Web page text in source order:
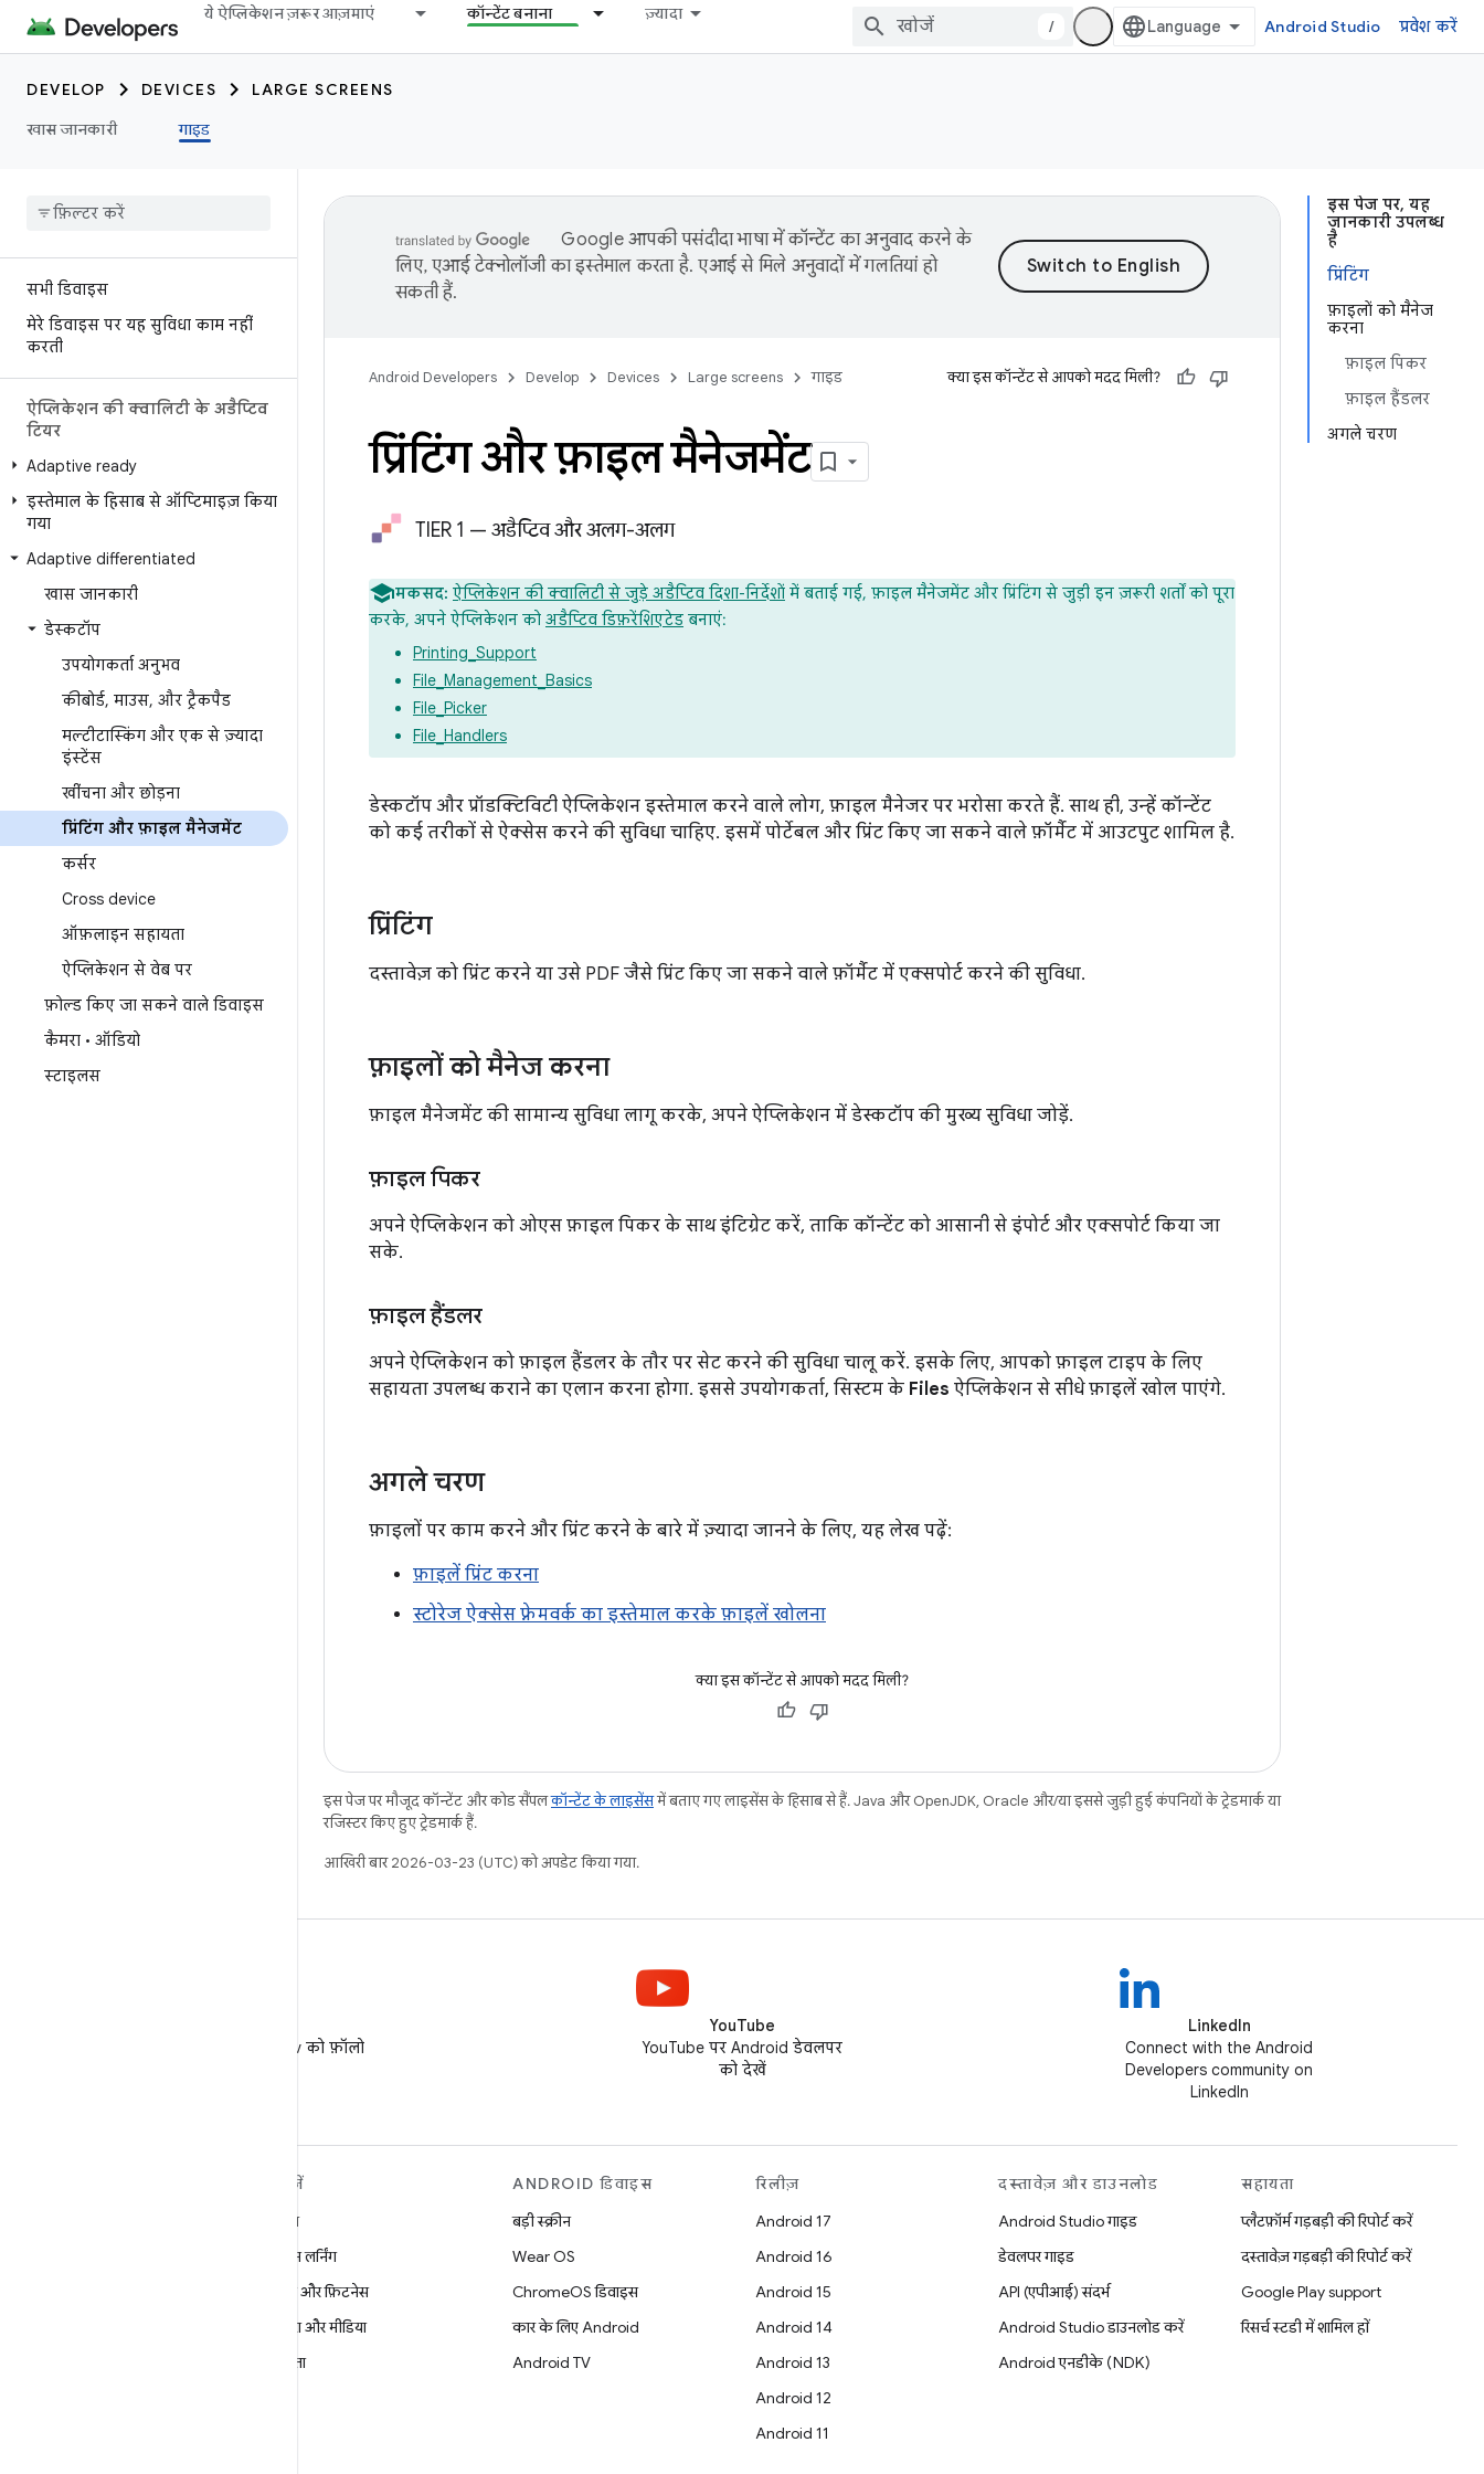
ये ऐप्लिकेशन ज़रूर आज़माएं कॉन्टेंट बनाना ज़्यादा
/ Android Studio प्रवेश करें
DEVELOP DEVICES
LARGE SCREENS
खास जानकारी
गाइड
सभी डिवाइस
मेरे डिवाइस पर यह सुविधा काम नहीं
करती
ऐप्लिकेशन की क्वालिटी के अडैप्टिव
टियर
Adaptive ready
इस्तेमाल के हिसाब से ऑप्टिमाइज़ किया
गया
Adaptive differentiated
खास जानकारी
डेस्कटॉप
उपयोगकर्ता अनुभव
कीबोर्ड, माउस, और ट्रैकपैड
मल्टीटास्किंग और एक से ज़्यादा
इंस्टेंस
खींचना और छोड़ना
प्रिंटिंग और फ़ाइल मैनेजमेंट
कर्सर
Cross device
ऑफ़लाइन सहायता
ऐप्लिकेशन से वेब पर
फ़ोल्ड किए जा सकने वाले डिवाइस
कैमरा • ऑडियो
स्टाइलस
इस पेज पर, यह
जानकारी उपलब्ध
है
प्रिंटिंग
फ़ाइलों को मैनेज
करना
फ़ाइल पिकर
फ़ाइल हैंडलर
अगले चरण
Google आपकी पसंदीदा भाषा में कॉन्टेंट का अनुवाद करने के
लिए, एआई टेक्नोलॉजी का इस्तेमाल करता है. एआई से मिले अनुवादों में गलतियां हो
सकती हैं.
Android Developers Develop Devices Large screens गाइड क्या इस कॉन्टेंट से आपको मदद मिली?
प्रिंटिंग और फ़ाइल मैनेजमेंट
TIER 1 — अडैप्टिव और अलग-अलग
मकसद: ऐप्लिकेशन की क्वालिटी से जुड़े अडैप्टिव दिशा-निर्देशों में बताई गई, फ़ाइल मैनेजमेंट और प्रिंटिंग से जुड़ी इन ज़रूरी शर्तों को पूरा
करके, अपने ऐप्लिकेशन को अडैप्टिव डिफ़रेंशिएटेड बनाएं:
Printing_Support
File_Management_Basics
File_Picker
File_Handlers
डेस्कटॉप और प्रॉडक्टिविटी ऐप्लिकेशन इस्तेमाल करने वाले लोग, फ़ाइल मैनेजर पर भरोसा करते हैं. साथ ही, उन्हें कॉन्टेंट
को कई तरीकों से ऐक्सेस करने की सुविधा चाहिए. इसमें पोर्टेबल और प्रिंट किए जा सकने वाले फ़ॉर्मैट में आउटपुट शामिल है.
प्रिंटिंग
दस्तावेज़ को प्रिंट करने या उसे PDF जैसे प्रिंट किए जा सकने वाले फ़ॉर्मैट में एक्सपोर्ट करने की सुविधा.
फ़ाइलों को मैनेज करना
फ़ाइल मैनेजमेंट की सामान्य सुविधा लागू करके, अपने ऐप्लिकेशन में डेस्कटॉप की मुख्य सुविधा जोड़ें.
फ़ाइल पिकर
अपने ऐप्लिकेशन को ओएस फ़ाइल पिकर के साथ इंटिग्रेट करें, ताकि कॉन्टेंट को आसानी से इंपोर्ट और एक्सपोर्ट किया जा
सके.
फ़ाइल हैंडलर
अपने ऐप्लिकेशन को फ़ाइल हैंडलर के तौर पर सेट करने की सुविधा चालू करें. इसके लिए, आपको फ़ाइल टाइप के लिए
सहायता उपलब्ध कराने का एलान करना होगा. इससे उपयोगकर्ता, सिस्टम के Files ऐप्लिकेशन से सीधे फ़ाइलें खोल पाएंगे.
अगले चरण
फ़ाइलों पर काम करने और प्रिंट करने के बारे में ज़्यादा जानने के लिए, यह लेख पढ़ें:
फ़ाइलें प्रिंट करना
स्टोरेज ऐक्सेस फ़्रेमवर्क का इस्तेमाल करके फ़ाइलें खोलना
क्या इस कॉन्टेंट से आपको मदद मिली?
इस पेज पर मौजूद कॉन्टेंट और कोड सैंपलकॉन्टेंट के लाइसेंसमें बताए गए लाइसेंस के हिसाब से हैं. Java और OpenJDK, Oracle और/या इससे जुड़ी हुई कंपनियों के ट्रेडमार्क या
रजिस्टर किए हुए ट्रेडमार्क हैं.
आखिरी बार 2026-03-23 (UTC) को अपडेट किया गया.
X पर @AndroidDev को फ़ॉलो
YouTube
YouTube पर Android डेवलपर
को देखें
LinkedIn
Connect with the Android
Developers community on
LinkedIn
खोजें
गेमिंग
मशीन लर्निंग
सेहत और फ़िटनेस
कैमरा और मीडिया
निजता
ANDROID डिवाइस
बड़ी स्क्रीन
Wear OS
ChromeOS डिवाइस
कार के लिए Android
Android TV
रिलीज़
Android 17
Android 16
Android 15
Android 14
Android 13
Android 12
Android 11
दस्तावेज़ और डाउनलोड
Android Studio गाइड
डेवलपर गाइड
API (एपीआई) संदर्भ
Android Studio डाउनलोड करें
Android एनडीके (NDK)
सहायता
प्लैटफ़ॉर्म गड़बड़ी की रिपोर्ट करें
दस्तावेज़ गड़बड़ी की रिपोर्ट करें
Google Play support
रिसर्च स्टडी में शामिल हों